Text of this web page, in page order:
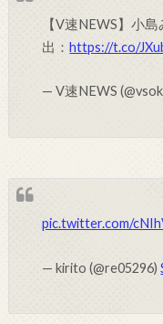
【V速NEWS】小
出：https://t.co/
— V速NEWS
pic.twitter.com/
— kirito (@re05296)